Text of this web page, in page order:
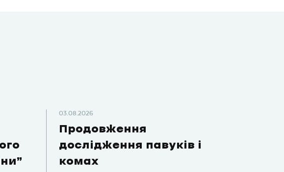
03.08.2026
Продовження
дослідження павуків і
комах